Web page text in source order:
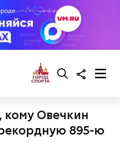
кому Овечкин
895-ю